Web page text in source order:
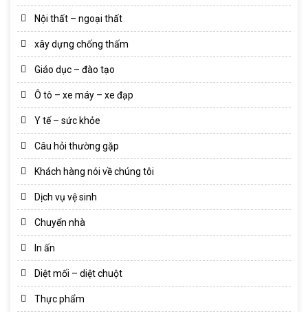
Nội thất – ngoại thất
xây dựng chống thấm
Giáo dục – đào tạo
Ô tô – xe máy – xe đạp
Y tế – sức khỏe
Câu hỏi thường gặp
Khách hàng nói về chúng tôi
Dịch vụ vệ sinh
Chuyển nhà
In ấn
Diệt mối – diệt chuột
Thực phẩm